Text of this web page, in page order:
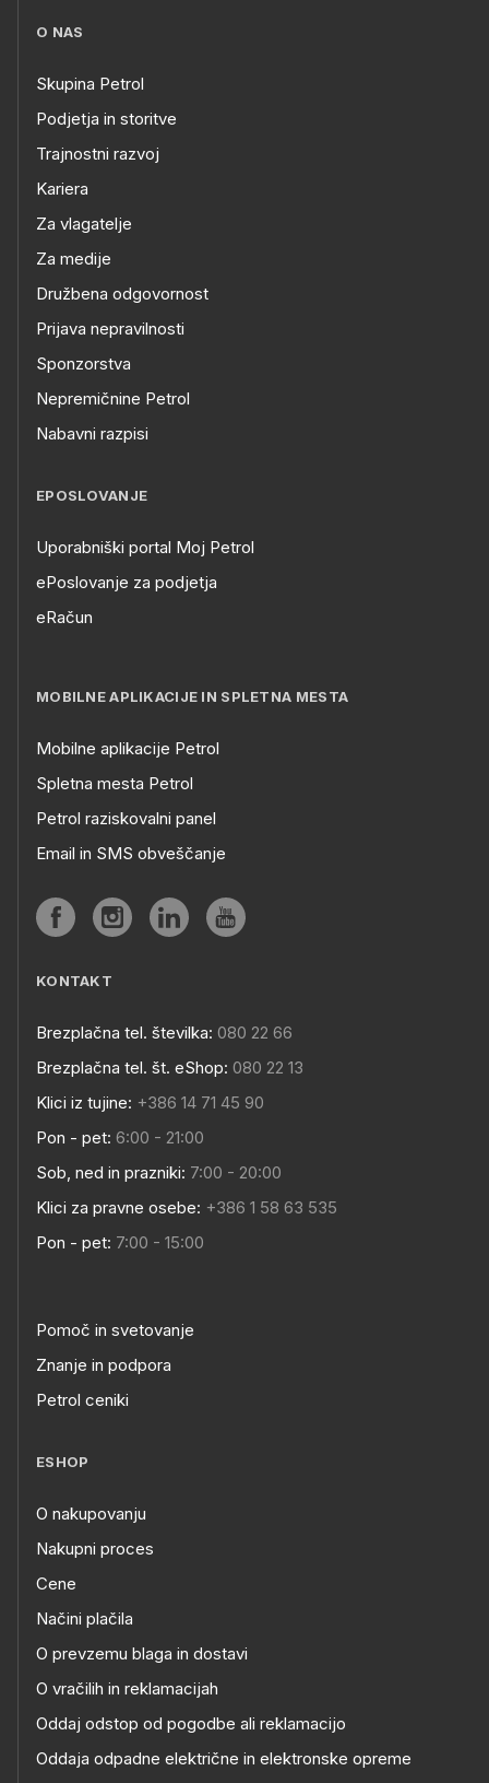
O NAS
Skupina Petrol
Podjetja in storitve
Trajnostni razvoj
Kariera
Za vlagatelje
Za medije
Družbena odgovornost
Prijava nepravilnosti
Sponzorstva
Nepremičnine Petrol
Nabavni razpisi
EPOSLOVANJE
Uporabniški portal Moj Petrol
ePoslovanje za podjetja
eRačun
MOBILNE APLIKACIJE IN SPLETNA MESTA
Mobilne aplikacije Petrol
Spletna mesta Petrol
Petrol raziskovalni panel
Email in SMS obveščanje
KONTAKT
Brezplačna tel. številka: 080 22 66
Brezplačna tel. št. eShop: 080 22 13
Klici iz tujine: +386 14 71 45 90
Pon - pet: 6:00 - 21:00
Sob, ned in prazniki: 7:00 - 20:00
Klici za pravne osebe: +386 1 58 63 535
Pon - pet: 7:00 - 15:00
Pomoč in svetovanje
Znanje in podpora
Petrol ceniki
ESHOP
O nakupovanju
Nakupni proces
Cene
Načini plačila
O prevzemu blaga in dostavi
O vračilih in reklamacijah
Oddaj odstop od pogodbe ali reklamacijo
Oddaja odpadne električne in elektronske opreme